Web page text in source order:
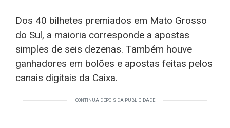
Dos 40 bilhetes premiados em Mato Grosso
do Sul, a maioria corresponde a apostas
simples de seis dezenas. Também houve
ganhadores em bolões e apostas feitas pelos
canais digitais da Caixa.
CONTINUA DEPOIS DA PUBLICIDADE